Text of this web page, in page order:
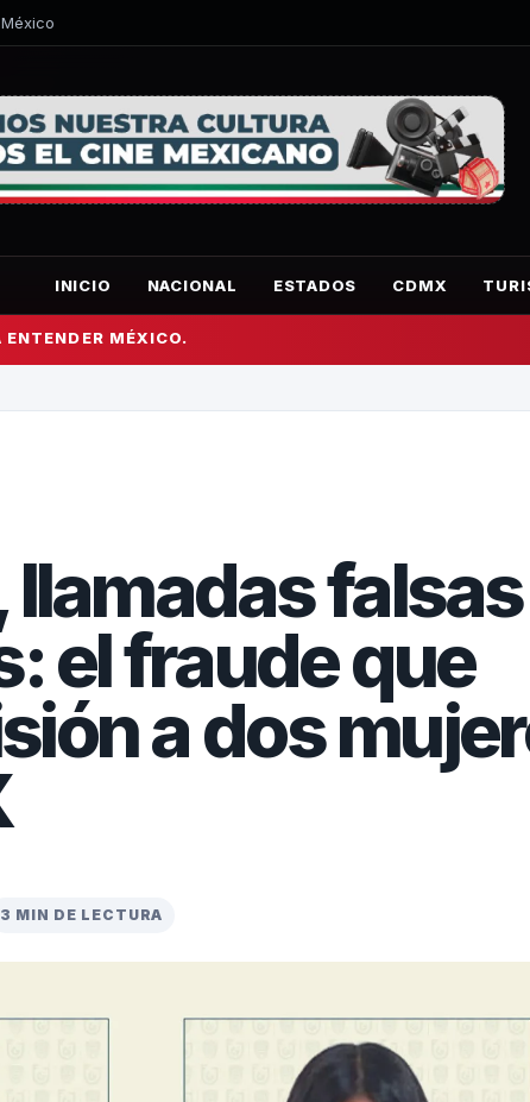
INICIO NACIONAL ESTADOS CDMX
MÉXICO.
llamadas
el fraude que
a dos
3 MIN DE LECTURA